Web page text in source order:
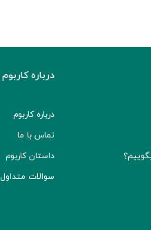
درباره کاربوم
درباره کاربوم
تماس با ما
داستان کاربوم
سوالات متداول